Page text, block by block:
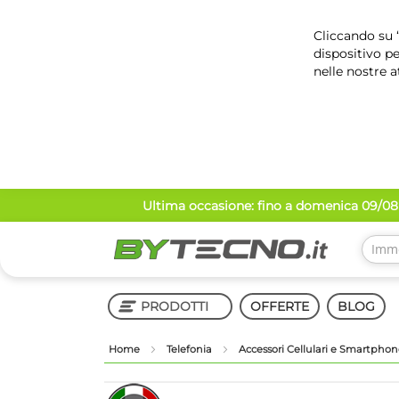
Cliccando su
dispositivo
nelle nostre
contenuto
Ultima occasione: fino a domenica 09/
PRODOTTI
Shop in Shop
OFFERTE BLOG
Home Telefonia Accessori Cellulari e
Vai
Vai